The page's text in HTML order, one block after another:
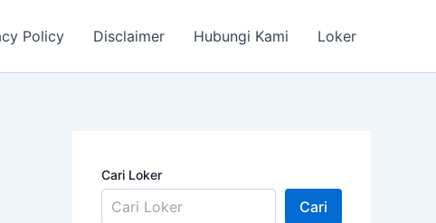
Policy Disclaimer Hubungi Kami Loker
Cari Loker
Cari